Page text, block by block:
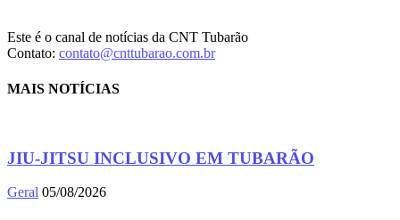
Este é o canal de notícias da CNT Tubarão
Contato: contato@cnttubarao.com.br
MAIS NOTÍCIAS
JIU-JITSU INCLUSIVO EM TUBARÃO
Geral 05/08/2026